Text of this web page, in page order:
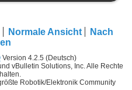
Normale Ansicht
Nach
Version 4.2.5 (Deutsch)
vBulletin Solutions, Inc. Alle Rechte
Robotik/Elektronik Community